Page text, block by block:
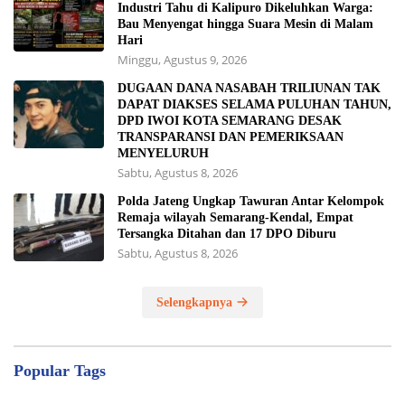
Industri Tahu di Kalipuro Dikeluhkan Warga:
Bau Menyengat hingga Suara Mesin di Malam
Hari
Minggu, Agustus 9, 2026
DUGAAN DANA NASABAH TRILIUNAN TAK
DAPAT DIAKSES SELAMA PULUHAN TAHUN,
DPD IWOI KOTA SEMARANG DESAK
TRANSPARANSI DAN PEMERIKSAAN
MENYELURUH
Sabtu, Agustus 8, 2026
Polda Jateng Ungkap Tawuran Antar Kelompok
Remaja wilayah Semarang-Kendal, Empat
Tersangka Ditahan dan 17 DPO Diburu
Sabtu, Agustus 8, 2026
Selengkapnya
Popular Tags